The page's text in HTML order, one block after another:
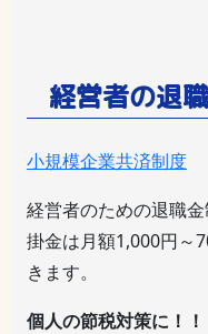
経営者の退
小規模企業共済制度
経営者のための退職金
掛金は月額1,000円～
きます。
個人の節税対策に！！